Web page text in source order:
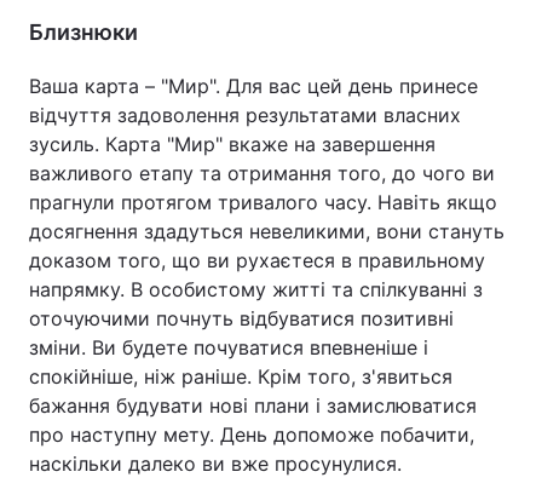
Близнюки
Ваша карта – "Мир". Для вас цей день принесе
відчуття задоволення результатами власних
зусиль. Карта "Мир" вкаже на завершення
важливого етапу та отримання того, до чого ви
прагнули протягом тривалого часу. Навіть якщо
досягнення здадуться невеликими, вони стануть
доказом того, що ви рухаєтеся в правильному
напрямку. В особистому житті та спілкуванні з
оточуючими почнуть відбуватися позитивні
зміни. Ви будете почуватися впевненіше і
спокійніше, ніж раніше. Крім того, з'явиться
бажання будувати нові плани і замислюватися
про наступну мету. День допоможе побачити,
наскільки далеко ви вже просунулися.